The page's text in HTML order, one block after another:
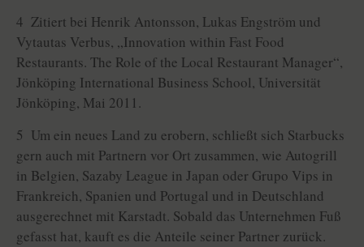
4 Zitiert bei Henrik Antonsson, Lukas Engström und
Vytautas Verbus, „Innovation within Fast Food
Restaurants. The Role of the Local Restaurant Manager“,
Jönköping International Business School, Universität
Jönköping, Mai 2011.
5 Um ein neues Land zu erobern, schließt sich Starbucks
gern auch mit Partnern vor Ort zusammen, wie Autogrill
in Belgien, Sazaby League in Japan oder Grupo Vips in
Frankreich, Spanien und Portugal und in Deutschland
ausgerechnet mit Karstadt. Sobald das Unternehmen Fuß
gefasst hat, kauft es die Anteile seiner Partner zurück.